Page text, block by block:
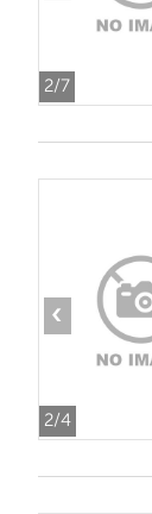
2/7
2/4
‹